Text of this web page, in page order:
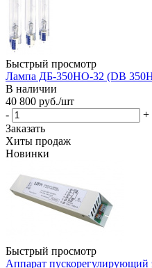
Быстрый просмотр
Лампа ДБ-350НО-32 (DB
В наличии
40 800 руб./шт
-
+
Заказать
Хиты продаж
Новинки
Быстрый просмотр
Аппарат